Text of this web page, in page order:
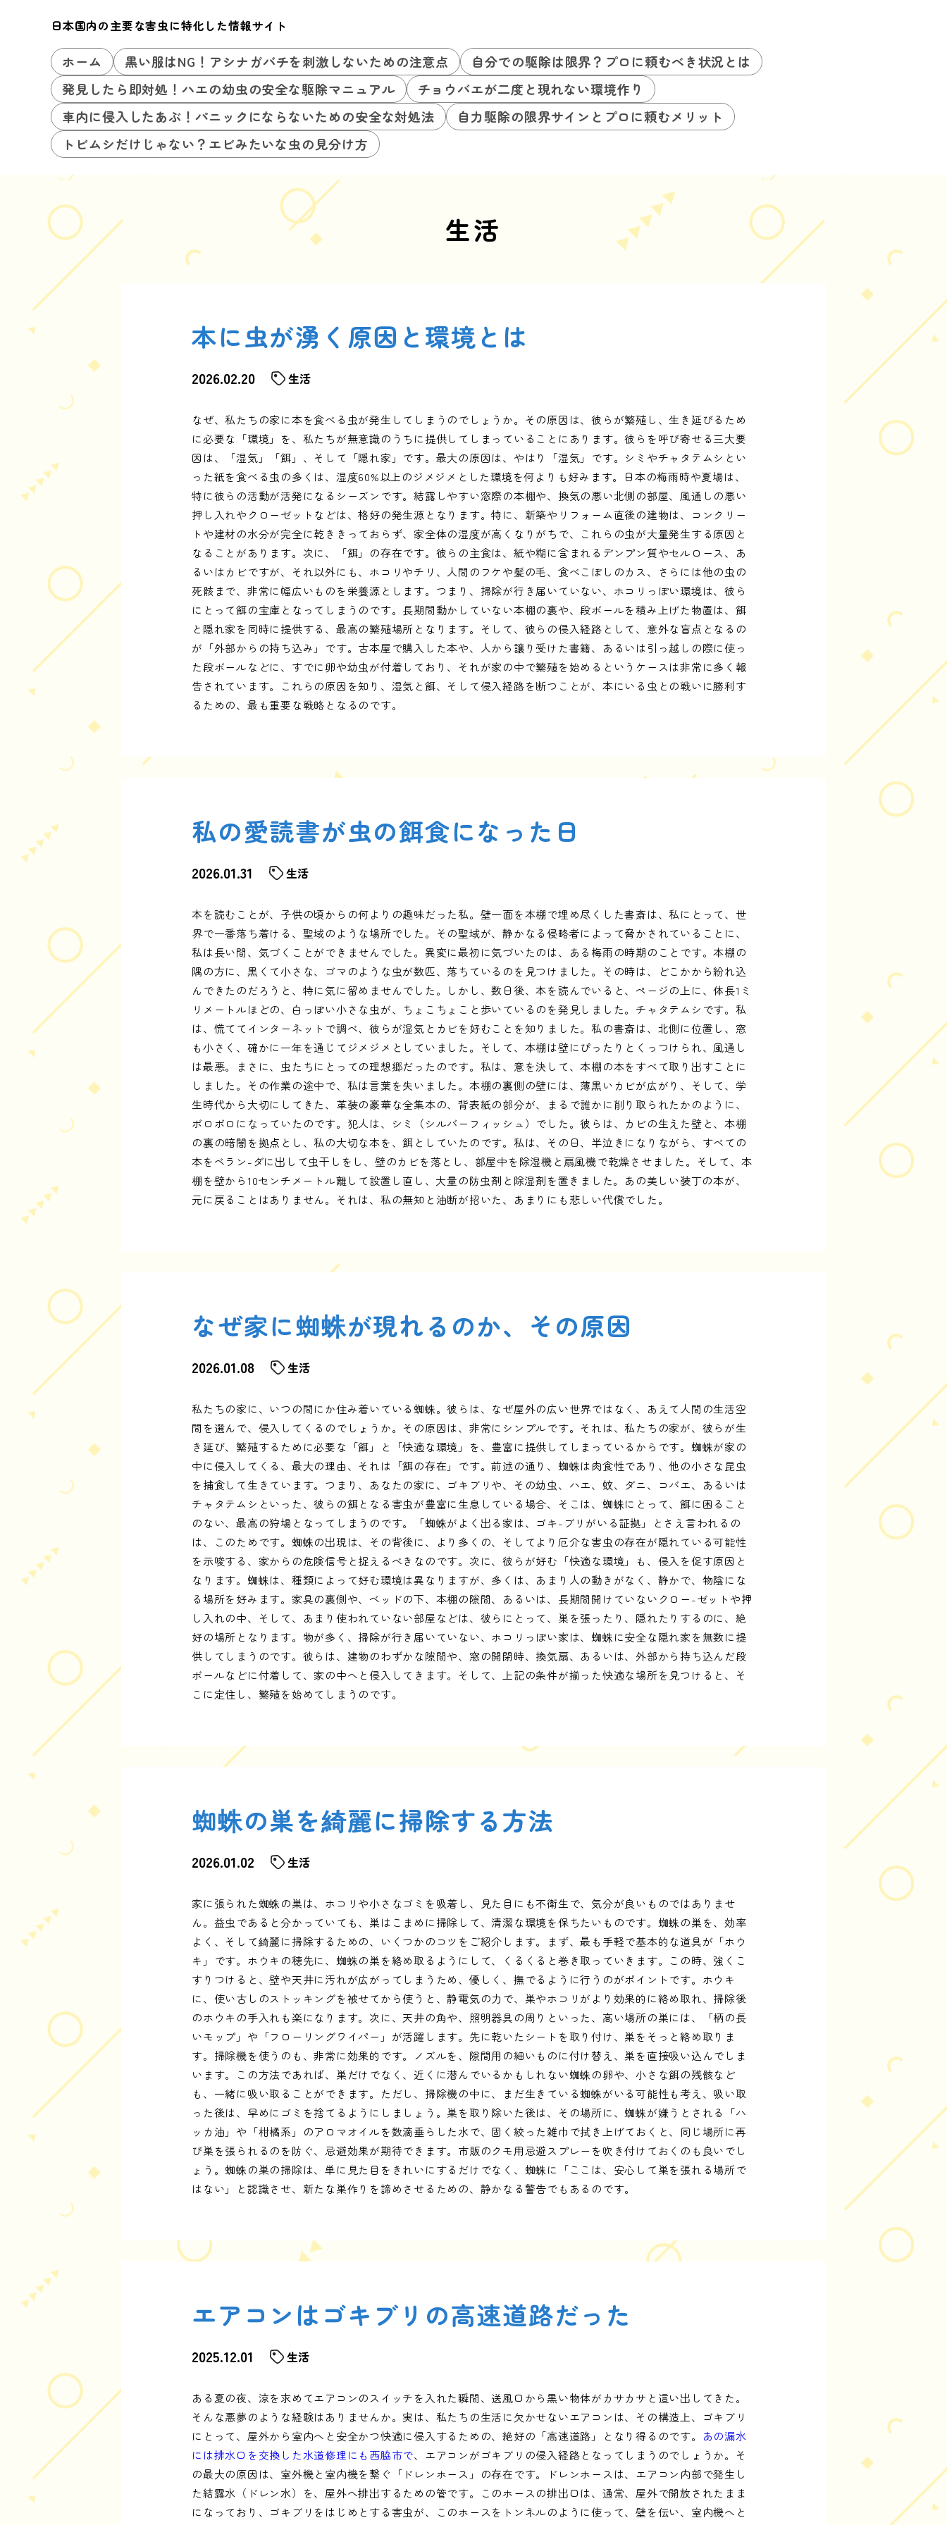
日本国内の主要な害虫に特化した情報サイト
ホーム 黒い服はNG！アシナガバチを刺激しないための注意点
自分での駆除は限界？プロに頼むべき状況とは
発見したら即対処！ハエの幼虫の安全な駆除マニュアル
チョウバエが二度と現れない環境作り
車内に侵入したあぶ！パニックにならないための安全な対処法
自力駆除の限界サインとプロに頼むメリット
トビムシだけじゃない？エビみたいな虫の見分け方
生活
本に虫が湧く原因と環境とは
2026.02.20 生活
なぜ、私たちの家に本を食べる虫が発生してしまうのでしょうか。その原因は、彼らが繁殖し、生き延びるため
に必要な「環境」を、私たちが無意識のうちに提供してしまっていることにあります。彼らを呼び寄せる三大要
因は、「湿気」「餌」、そして「隠れ家」です。最大の原因は、やはり「湿気」です。シミやチャタテムシとい
った紙を食べる虫の多くは、湿度60%以上のジメジメとした環境を何よりも好みます。日本の梅雨時や夏場は、
特に彼らの活動が活発になるシーズンです。結露しやすい窓際の本棚や、換気の悪い北側の部屋、風通しの悪い
押し入れやクローゼットなどは、格好の発生源となります。特に、新築やリフォーム直後の建物は、コンクリー
トや建材の水分が完全に乾ききっておらず、家全体の湿度が高くなりがちで、これらの虫が大量発生する原因と
なることがあります。次に、「餌」の存在です。彼らの主食は、紙や糊に含まれるデンプン質やセルロース、あ
るいはカビですが、それ以外にも、ホコリやチリ、人間のフケや髪の毛、食べこぼしのカス、さらには他の虫の
死骸まで、非常に幅広いものを栄養源とします。つまり、掃除が行き届いていない、ホコリっぽい環境は、彼ら
にとって餌の宝庫となってしまうのです。長期間動かしていない本棚の裏や、段ボールを積み上げた物置は、餌
と隠れ家を同時に提供する、最高の繁殖場所となります。そして、彼らの侵入経路として、意外な盲点となるの
が「外部からの持ち込み」です。古本屋で購入した本や、人から譲り受けた書籍、あるいは引っ越しの際に使っ
た段ボールなどに、すでに卵や幼虫が付着しており、それが家の中で繁殖を始めるというケースは非常に多く報
告されています。これらの原因を知り、湿気と餌、そして侵入経路を断つことが、本にいる虫との戦いに勝利す
るための、最も重要な戦略となるのです。
私の愛読書が虫の餌食になった日
2026.01.31 生活
本を読むことが、子供の頃からの何よりの趣味だった私。壁一面を本棚で埋め尽くした書斎は、私にとって、世
界で一番落ち着ける、聖域のような場所でした。その聖域が、静かなる侵略者によって脅かされていることに、
私は長い間、気づくことができませんでした。異変に最初に気づいたのは、ある梅雨の時期のことです。本棚の
隅の方に、黒くて小さな、ゴマのような虫が数匹、落ちているのを見つけました。その時は、どこかから紛れ込
んできたのだろうと、特に気に留めませんでした。しかし、数日後、本を読んでいると、ページの上に、体長1ミ
リメートルほどの、白っぽい小さな虫が、ちょこちょこと歩いているのを発見しました。チャタテムシです。私
は、慌ててインターネットで調べ、彼らが湿気とカビを好むことを知りました。私の書斎は、北側に位置し、窓
も小さく、確かに一年を通じてジメジメとしていました。そして、本棚は壁にぴったりとくっつけられ、風通し
は最悪。まさに、虫たちにとっての理想郷だったのです。私は、意を決して、本棚の本をすべて取り出すことに
しました。その作業の途中で、私は言葉を失いました。本棚の裏側の壁には、薄黒いカビが広がり、そして、学
生時代から大切にしてきた、革装の豪華な全集本の、背表紙の部分が、まるで誰かに削り取られたかのように、
ボロボロになっていたのです。犯人は、シミ（シルバーフィッシュ）でした。彼らは、カビの生えた壁と、本棚
の裏の暗闇を拠点とし、私の大切な本を、餌としていたのです。私は、その日、半泣きになりながら、すべての
本をベラン-ダに出して虫干しをし、壁のカビを落とし、部屋中を除湿機と扇風機で乾燥させました。そして、本
棚を壁から10センチメートル離して設置し直し、大量の防虫剤と除湿剤を置きました。あの美しい装丁の本が、
元に戻ることはありません。それは、私の無知と油断が招いた、あまりにも悲しい代償でした。
なぜ家に蜘蛛が現れるのか、その原因
2026.01.08 生活
私たちの家に、いつの間にか住み着いている蜘蛛。彼らは、なぜ屋外の広い世界ではなく、あえて人間の生活空
間を選んで、侵入してくるのでしょうか。その原因は、非常にシンプルです。それは、私たちの家が、彼らが生
き延び、繁殖するために必要な「餌」と「快適な環境」を、豊富に提供してしまっているからです。蜘蛛が家の
中に侵入してくる、最大の理由、それは「餌の存在」です。前述の通り、蜘蛛は肉食性であり、他の小さな昆虫
を捕食して生きています。つまり、あなたの家に、ゴキブリや、その幼虫、ハエ、蚊、ダニ、コバエ、あるいは
チャタテムシといった、彼らの餌となる害虫が豊富に生息している場合、そこは、蜘蛛にとって、餌に困ること
のない、最高の狩場となってしまうのです。「蜘蛛がよく出る家は、ゴキ-ブリがいる証拠」とさえ言われるの
は、このためです。蜘蛛の出現は、その背後に、より多くの、そしてより厄介な害虫の存在が隠れている可能性
を示唆する、家からの危険信号と捉えるべきなのです。次に、彼らが好む「快適な環境」も、侵入を促す原因と
なります。蜘蛛は、種類によって好む環境は異なりますが、多くは、あまり人の動きがなく、静かで、物陰にな
る場所を好みます。家具の裏側や、ベッドの下、本棚の隙間、あるいは、長期間開けていないクロー-ゼットや押
し入れの中、そして、あまり使われていない部屋などは、彼らにとって、巣を張ったり、隠れたりするのに、絶
好の場所となります。物が多く、掃除が行き届いていない、ホコリっぽい家は、蜘蛛に安全な隠れ家を無数に提
供してしまうのです。彼らは、建物のわずかな隙間や、窓の開閉時、換気扇、あるいは、外部から持ち込んだ段
ボールなどに付着して、家の中へと侵入してきます。そして、上記の条件が揃った快適な場所を見つけると、そ
こに定住し、繁殖を始めてしまうのです。
蜘蛛の巣を綺麗に掃除する方法
2026.01.02 生活
家に張られた蜘蛛の巣は、ホコリや小さなゴミを吸着し、見た目にも不衛生で、気分が良いものではありませ
ん。益虫であると分かっていても、巣はこまめに掃除して、清潔な環境を保ちたいものです。蜘蛛の巣を、効率
よく、そして綺麗に掃除するための、いくつかのコツをご紹介します。まず、最も手軽で基本的な道具が「ホウ
キ」です。ホウキの穂先に、蜘蛛の巣を絡め取るようにして、くるくると巻き取っていきます。この時、強くこ
すりつけると、壁や天井に汚れが広がってしまうため、優しく、撫でるように行うのがポイントです。ホウキ
に、使い古しのストッキングを被せてから使うと、静電気の力で、巣やホコリがより効果的に絡め取れ、掃除後
のホウキの手入れも楽になります。次に、天井の角や、照明器具の周りといった、高い場所の巣には、「柄の長
いモップ」や「フローリングワイパー」が活躍します。先に乾いたシートを取り付け、巣をそっと絡め取りま
す。掃除機を使うのも、非常に効果的です。ノズルを、隙間用の細いものに付け替え、巣を直接吸い込んでしま
います。この方法であれば、巣だけでなく、近くに潜んでいるかもしれない蜘蛛の卵や、小さな餌の残骸など
も、一緒に吸い取ることができます。ただし、掃除機の中に、まだ生きている蜘蛛がいる可能性も考え、吸い取
った後は、早めにゴミを捨てるようにしましょう。巣を取り除いた後は、その場所に、蜘蛛が嫌うとされる「ハ
ッカ油」や「柑橘系」のアロマオイルを数滴垂らした水で、固く絞った雑巾で拭き上げておくと、同じ場所に再
び巣を張られるのを防ぐ、忌避効果が期待できます。市販のクモ用忌避スプレーを吹き付けておくのも良いでし
ょう。蜘蛛の巣の掃除は、単に見た目をきれいにするだけでなく、蜘蛛に「ここは、安心して巣を張れる場所で
はない」と認識させ、新たな巣作りを諦めさせるための、静かなる警告でもあるのです。
エアコンはゴキブリの高速道路だった
2025.12.01 生活
ある夏の夜、涼を求めてエアコンのスイッチを入れた瞬間、送風口から黒い物体がカサカサと這い出してきた。
そんな悪夢のような経験はありませんか。実は、私たちの生活に欠かせないエアコンは、その構造上、ゴキブリ
にとって、屋外から室内へと安全かつ快適に侵入するための、絶好の「高速道路」となり得るのです。
あの漏水
には排水口を交換した水道修理にも西脇市で、エアコンがゴキブリの侵入経路となってしまうのでしょうか。そ
の最大の原因は、室外機と室内機を繋ぐ「ドレンホース」の存在です。ドレンホースは、エアコン内部で発生し
た結露水（ドレン水）を、屋外へ排出するための管です。このホースの排出口は、通常、屋外で開放されたまま
になっており、ゴキブリをはじめとする害虫が、このホースをトンネルのように使って、壁を伝い、室内機へと